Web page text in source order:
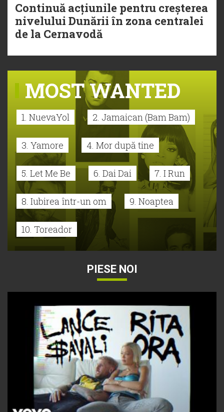
Continuă acțiunile pentru creșterea
nivelului Dunării în zona centralei
de la Cernavodă
MOST WANTED
1. NuevaYol 2. Jamaican (Bam Bam)
3. Yamore 4. Mor după tine
5. Let Me Be 6. Dai Dai 7. I Run
8. Iubirea într-un om 9. Noaptea
10. Toreador
PIESE NOI